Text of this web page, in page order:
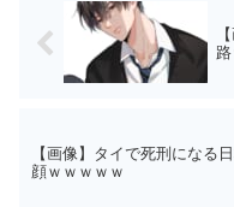
【画像】タイで死刑になる
顔ｗｗｗｗｗ